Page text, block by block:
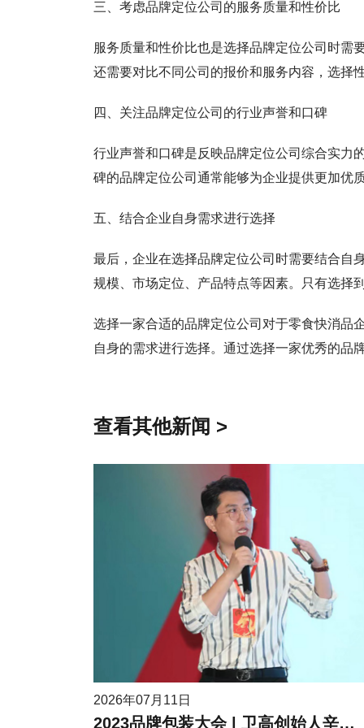
三、考虑品牌定位公司的服务质量和性价比
服务质量和性价比也是选择品牌定位公司时需
还需要对比不同公司的报价和服务内容，选择
四、关注品牌定位公司的行业声誉和口碑
行业声誉和口碑是反映品牌定位公司综合实力
碑的品牌定位公司通常能够为企业提供更加优
五、结合企业自身需求进行选择
最后，企业在选择品牌定位公司时需要结合自
规模、市场定位、产品特点等因素。只有选择
选择一家合适的品牌定位公司对于零食快消品
自身的需求进行选择。通过选择一家优秀的品
查看其他新闻 >
2026年07月11日
2023品牌包装大会 | 卫高创始人辛高卫作为受邀嘉宾进行现场分享